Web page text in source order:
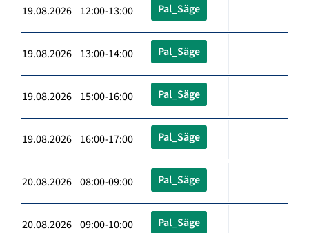
19.08.2026 12:00-13:00 Pal_Säge
19.08.2026 13:00-14:00 Pal_Säge
19.08.2026 15:00-16:00 Pal_Säge
19.08.2026 16:00-17:00 Pal_Säge
20.08.2026 08:00-09:00 Pal_Säge
20.08.2026 09:00-10:00 Pal_Säge